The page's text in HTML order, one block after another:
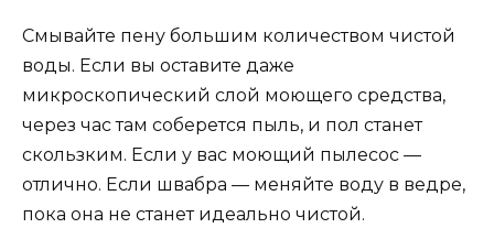
Смывайте пену большим количеством чистой
воды. Если вы оставите даже
микроскопический слой моющего средства,
через час там соберется пыль, и пол станет
скользким. Если у вас моющий пылесос —
отлично. Если швабра — меняйте воду в ведре,
пока она не станет идеально чистой.